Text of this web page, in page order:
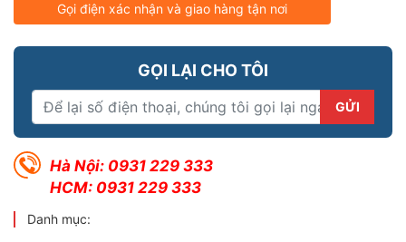
Gọi điện xác nhận và giao hàng tận nơi
GỌI LẠI CHO TÔI
Hà Nội: 0931 229 333
HCM: 0931 229 333
Danh mục: